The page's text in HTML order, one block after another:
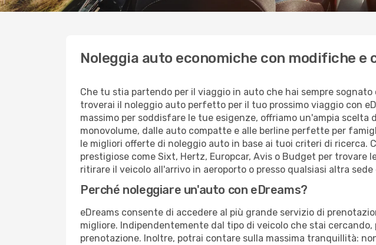
Noleggia auto economiche con modifiche
Che tu stia partendo per il viaggio in auto che hai sempre
troverai il noleggio auto perfetto per il tuo prossimo viaggio con
massimo per soddisfare le tue esigenze, offriamo un'ampia
monovolume, dalle auto compatte e alle berline perfette per
le migliori offerte di noleggio auto in base ai tuoi criteri di ricerca.
prestigiose come Sixt, Hertz, Europcar, Avis o Budget per
ritirare il veicolo all'arrivo in aeroporto o presso qualsiasi altra
Perché noleggiare un'auto con eDreams?
eDreams consente di accedere al più grande servizio di
migliore. Indipendentemente dal tipo di veicolo che stai
prenotazione. Inoltre, potrai contare sulla massima tranquillità: